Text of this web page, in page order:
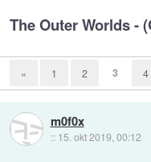
The Outer Worlds -
« 1 2 3 4
m0f0x
:: 15. okt 2019, 00:12